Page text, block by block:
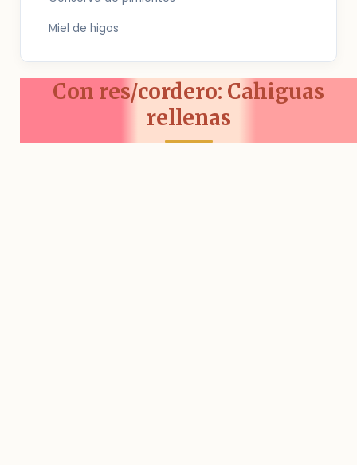
Miel de higos
Con res/cordero: Cahiguas
rellenas